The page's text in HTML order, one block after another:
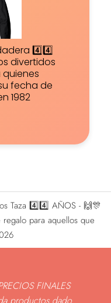
4️⃣4️⃣
divertidos
fecha de
1982
Taza 4️⃣4️⃣ AÑOS - 🙌🎊
para aquellos que
FINALES